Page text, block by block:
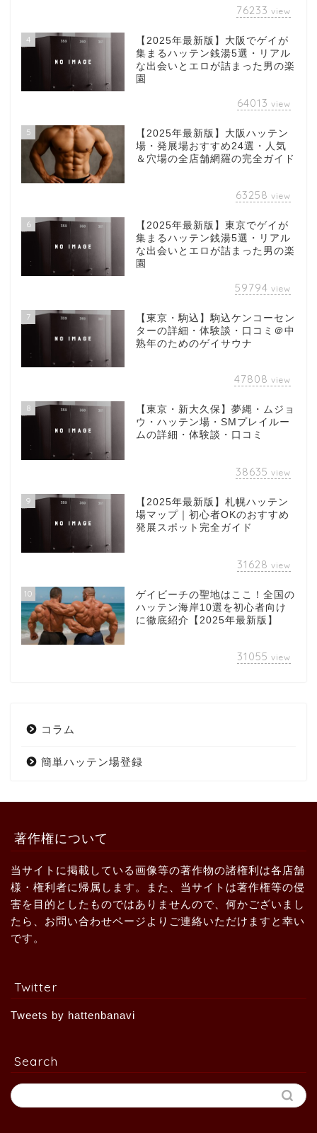
76233 view
4
【2025年最新版】大阪でゲイが
集まるハッテン銭湯5選・リアル
な出会いとエロが詰まった男の楽
園
64013 view
5
【2025年最新版】大阪ハッテン
場・発展場おすすめ24選・人気
＆穴場の全店舗網羅の完全ガイド
63258 view
6
【2025年最新版】東京でゲイが
集まるハッテン銭湯5選・リアル
な出会いとエロが詰まった男の楽
園
59794 view
7
【東京・駒込】駒込ケンコーセン
ターの詳細・体験談・口コミ＠中
熟年のためのゲイサウナ
47808 view
8
【東京・新大久保】夢縄・ムジョ
ウ・ハッテン場・SMプレイルー
ムの詳細・体験談・口コミ
38635 view
9
【2025年最新版】札幌ハッテン
場マップ｜初心者OKのおすすめ
発展スポット完全ガイド
31628 view
10
ゲイビーチの聖地はここ！全国の
ハッテン海岸10選を初心者向け
に徹底紹介【2025年最新版】
31055 view
コラム
簡単ハッテン場登録
著作権について
当サイトに掲載している画像等の著作物の諸権利は各店舗
様・権利者に帰属します。また、当サイトは著作権等の侵
害を目的としたものではありませんので、何かございまし
たら、お問い合わせページよりご連絡いただけますと幸い
です。
Twitter
Tweets by hattenbanavi
Search